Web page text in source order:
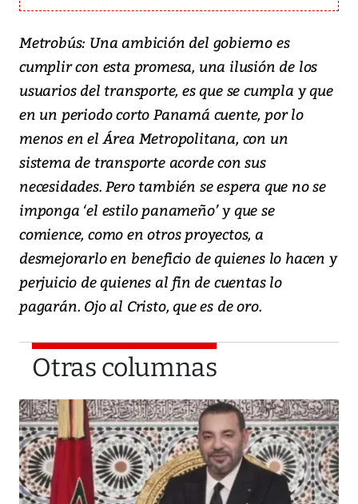
Metrobús: Una ambición del gobierno es
cumplir con esta promesa, una ilusión de los
usuarios del transporte, es que se cumpla y que
en un periodo corto Panamá cuente, por lo
menos en el Área Metropolitana, con un
sistema de transporte acorde con sus
necesidades. Pero también se espera que no se
imponga ‘el estilo panameño’ y que se
comience, como en otros proyectos, a
desmejorarlo en beneficio de quienes lo hacen y
perjuicio de quienes al fin de cuentas lo
pagarán. Ojo al Cristo, que es de oro.
Otras columnas